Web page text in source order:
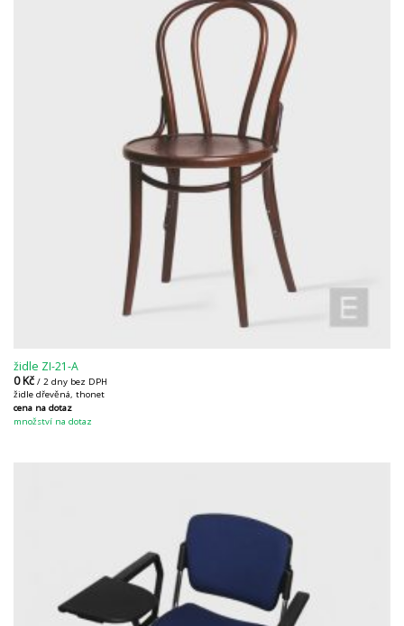
židle ZI-21-A
0Kč / 2 dny bez DPH
židle dřevěná, thonet
cena na dotaz
množství na dotaz